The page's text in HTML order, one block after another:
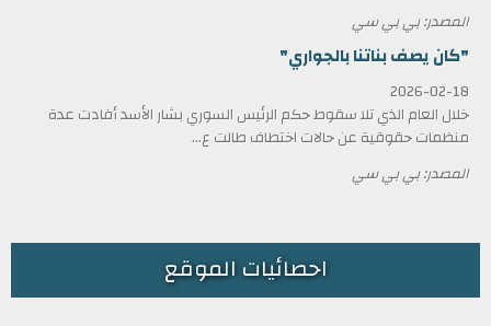
المصدر: بي بي سي
"كان يصف بناتنا بالجواري"
2026-02-18
خلال العام الذي تلا سقوط حكم الرئيس السوري بشار الأسد أفادت عدة
منظمات حقوقية عن حالات اختطاف طالت ع...
المصدر: بي بي سي
احصائيات الموقع